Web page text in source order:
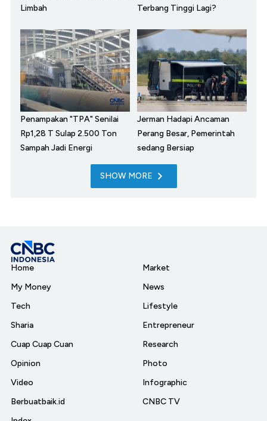
Limbah
Terbang Tinggi Lagi?
Penampakan "TPA" Senilai
Rp1,28 T Sulap 2.500 Ton
Sampah Jadi Energi
Jerman Hadapi Ancaman
Perang Besar, Pemerintah
sedang Bersiap
SHOW MORE
Home
My Money
Tech
Sharia
Cuap Cuap Cuan
Opinion
Video
Berbuatbaik.id
Market
News
Lifestyle
Entrepreneur
Research
Photo
Infographic
CNBC TV